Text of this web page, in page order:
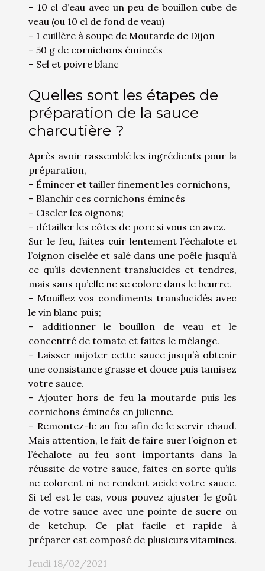
– 10 cl d’eau avec un peu de bouillon cube de
veau (ou 10 cl de fond de veau)
– 1 cuillère à soupe de Moutarde de Dijon
– 50 g de cornichons émincés
– Sel et poivre blanc
Quelles sont les étapes de
préparation de la sauce
charcutière ?
Après avoir rassemblé les ingrédients pour la
préparation,
– Émincer et tailler finement les cornichons,
– Blanchir ces cornichons émincés
– Ciseler les oignons;
– détailler les côtes de porc si vous en avez.
Sur le feu, faites cuir lentement l’échalote et
l’oignon ciselée et salé dans une poêle jusqu’à
ce qu’ils deviennent translucides et tendres,
mais sans qu’elle ne se colore dans le beurre.
– Mouillez vos condiments translucidés avec
le vin blanc puis;
– additionner le bouillon de veau et le
concentré de tomate et faites le mélange.
– Laisser mijoter cette sauce jusqu’à obtenir
une consistance grasse et douce puis tamisez
votre sauce.
– Ajouter hors de feu la moutarde puis les
cornichons émincés en julienne.
– Remontez-le au feu afin de le servir chaud.
Mais attention, le fait de faire suer l’oignon et
l’échalote au feu sont importants dans la
réussite de votre sauce, faites en sorte qu’ils
ne colorent ni ne rendent acide votre sauce.
Si tel est le cas, vous pouvez ajuster le goût
de votre sauce avec une pointe de sucre ou
de ketchup. Ce plat facile et rapide à
préparer est composé de plusieurs vitamines.
Jeudi 18/02/2021